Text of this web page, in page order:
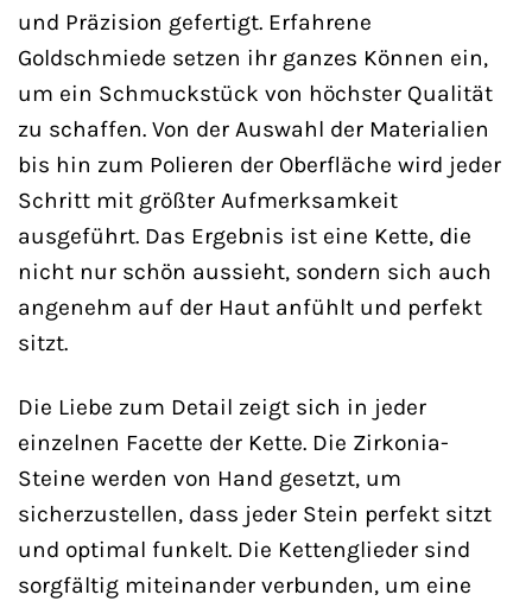
und Präzision gefertigt. Erfahrene
Goldschmiede setzen ihr ganzes Können ein,
um ein Schmuckstück von höchster Qualität
zu schaffen. Von der Auswahl der Materialien
bis hin zum Polieren der Oberfläche wird jeder
Schritt mit größter Aufmerksamkeit
ausgeführt. Das Ergebnis ist eine Kette, die
nicht nur schön aussieht, sondern sich auch
angenehm auf der Haut anfühlt und perfekt
sitzt.
Die Liebe zum Detail zeigt sich in jeder
einzelnen Facette der Kette. Die Zirkonia-
Steine werden von Hand gesetzt, um
sicherzustellen, dass jeder Stein perfekt sitzt
und optimal funkelt. Die Kettenglieder sind
sorgfältig miteinander verbunden, um eine